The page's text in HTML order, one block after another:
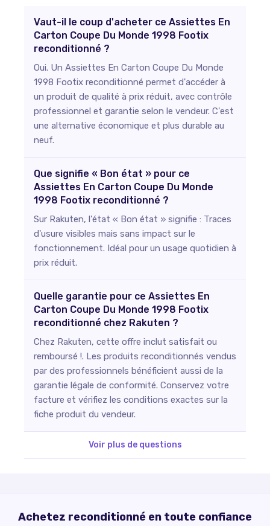
Vaut-il le coup d'acheter ce Assiettes En
Carton Coupe Du Monde 1998 Footix
reconditionné ?
Oui. Un Assiettes En Carton Coupe Du Monde
1998 Footix reconditionné permet d'accéder à
un produit de qualité à prix réduit, avec contrôle
professionnel et garantie selon le vendeur. C'est
une alternative économique et plus durable au
neuf.
Que signifie « Bon état » pour ce
Assiettes En Carton Coupe Du Monde
1998 Footix reconditionné ?
Sur Rakuten, l'état « Bon état » signifie : Traces
d'usure visibles mais sans impact sur le
fonctionnement. Idéal pour un usage quotidien à
prix réduit.
Quelle garantie pour ce Assiettes En
Carton Coupe Du Monde 1998 Footix
reconditionné chez Rakuten ?
Chez Rakuten, cette offre inclut satisfait ou
remboursé !. Les produits reconditionnés vendus
par des professionnels bénéficient aussi de la
garantie légale de conformité. Conservez votre
facture et vérifiez les conditions exactes sur la
fiche produit du vendeur.
Voir plus de questions
Achetez reconditionné en toute confiance